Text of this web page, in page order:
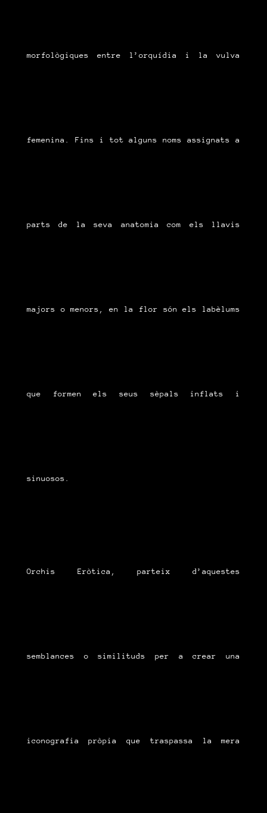
morfològiques entre l’orquídia i la vulva
femenina. Fins i tot alguns noms assignats a
parts de la seva anatomia com els llavis
majors o menors, en la flor són els labèlums
que formen els seus sèpals inflats i
sinuosos.
Orchis Eròtica, parteix d’aquestes
semblances o similituds per a crear una
iconografia pròpia que traspassa la mera